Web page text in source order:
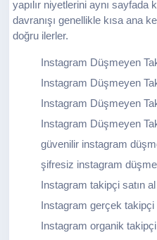
yapılır niyetlerini aynı sayfada
davranışı genellikle kısa ana
doğru ilerler.
Instagram Düşmeyen
Instagram Düşmeyen
Instagram Düşmeyen
Instagram Düşmeyen
güvenilir instagram
şifresiz instagram
Instagram takipçi satın al
Instagram gerçek takipçi
Instagram organik takipçi